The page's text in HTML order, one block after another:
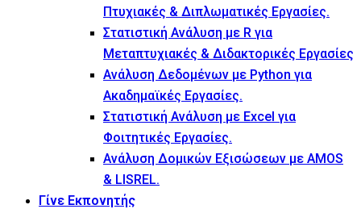
Πτυχιακές & Διπλωματικές Εργασίες.
Στατιστική Ανάλυση με R για
Μεταπτυχιακές & Διδακτορικές Εργασίες
Ανάλυση Δεδομένων με Python για
Ακαδημαϊκές Εργασίες.
Στατιστική Ανάλυση με Excel για
Φοιτητικές Εργασίες.
Ανάλυση Δομικών Εξισώσεων με AMOS
& LISREL.
Γίνε Εκπονητής